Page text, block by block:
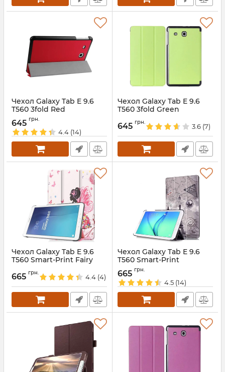
Чехол Galaxy Tab E 9.6
T560 3fold Red
Артикул:1585
645 грн.
4.4 (14)
Чехол Galaxy Tab E 9.6
T560 3fold Green
645 грн.
3.6 (7)
Чехол Galaxy Tab E 9.6
T560 Smart-Print Fairy
665 грн.
4.4 (4)
Чехол Galaxy Tab E 9.6
T560 Smart-Print
EiffelTower
Артикул: 1818
665 грн.
4.5 (14)